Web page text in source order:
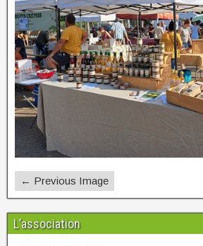
← Previous Image
L’association